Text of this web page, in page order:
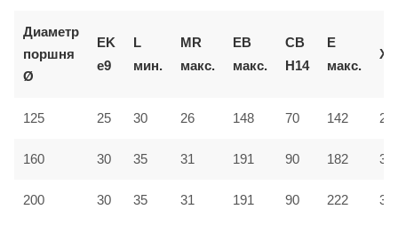
Диаметр
поршня
Ø
EK
e9
L
мин.
MR
макс.
EB
макс.
CB
H14
E
макс.
125 25 30 26 148 70 142
160 30 35 31 191 90 182
200 30 35 31 191 90 222